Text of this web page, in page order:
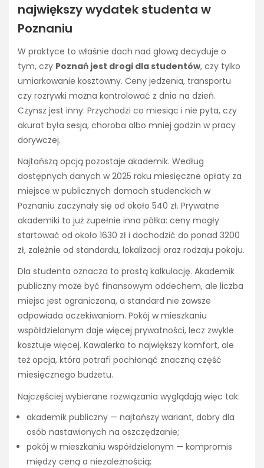
największy wydatek studenta w
Poznaniu
W praktyce to właśnie dach nad głową decyduje o
tym, czy Poznań jest drogi dla studentów, czy tylko
umiarkowanie kosztowny. Ceny jedzenia, transportu
czy rozrywki można kontrolować z dnia na dzień.
Czynsz jest inny. Przychodzi co miesiąc i nie pyta, czy
akurat była sesja, choroba albo mniej godzin w pracy
dorywczej.
Najtańszą opcją pozostaje akademik. Według
dostępnych danych w 2025 roku miesięczne opłaty za
miejsce w publicznych domach studenckich w
Poznaniu zaczynały się od około 540 zł. Prywatne
akademiki to już zupełnie inna półka: ceny mogły
startować od około 1630 zł i dochodzić do ponad 3200
zł, zależnie od standardu, lokalizacji oraz rodzaju pokoju.
Dla studenta oznacza to prostą kalkulację. Akademik
publiczny może być finansowym oddechem, ale liczba
miejsc jest ograniczona, a standard nie zawsze
odpowiada oczekiwaniom. Pokój w mieszkaniu
współdzielonym daje więcej prywatności, lecz zwykle
kosztuje więcej. Kawalerka to największy komfort, ale
też opcja, która potrafi pochłonąć znaczną część
miesięcznego budżetu.
Najczęściej wybierane rozwiązania wyglądają więc tak:
akademik publiczny — najtańszy wariant, dobry dla
osób nastawionych na oszczędzanie;
pokój w mieszkaniu współdzielonym — kompromis
między ceną a niezależnością;